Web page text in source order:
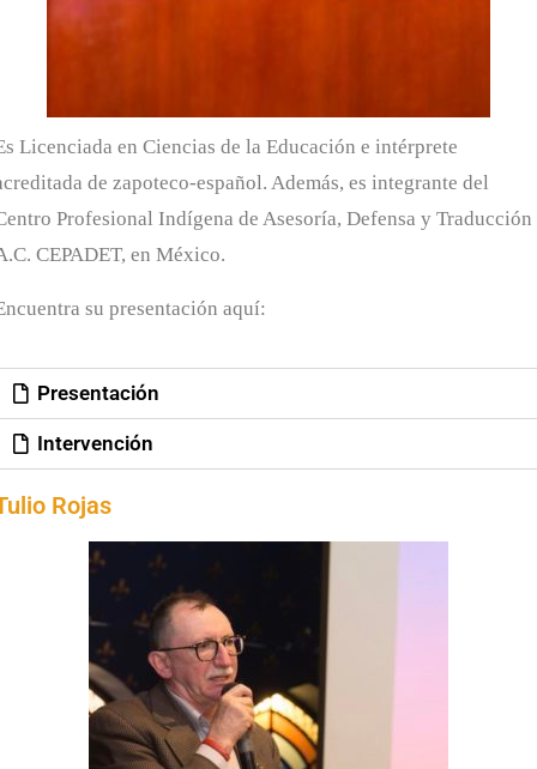
Licenciada en Ciencias de la Educación e intérprete
de zapoteco-español. Además, es integrante del
Profesional Indígena de Asesoría, Defensa y Traducción
CEPADET, en México.
su presentación aquí:
Presentación
Intervención
Rojas